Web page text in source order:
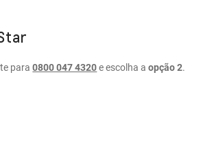
para0800 047 4320e escolha aopção 2.